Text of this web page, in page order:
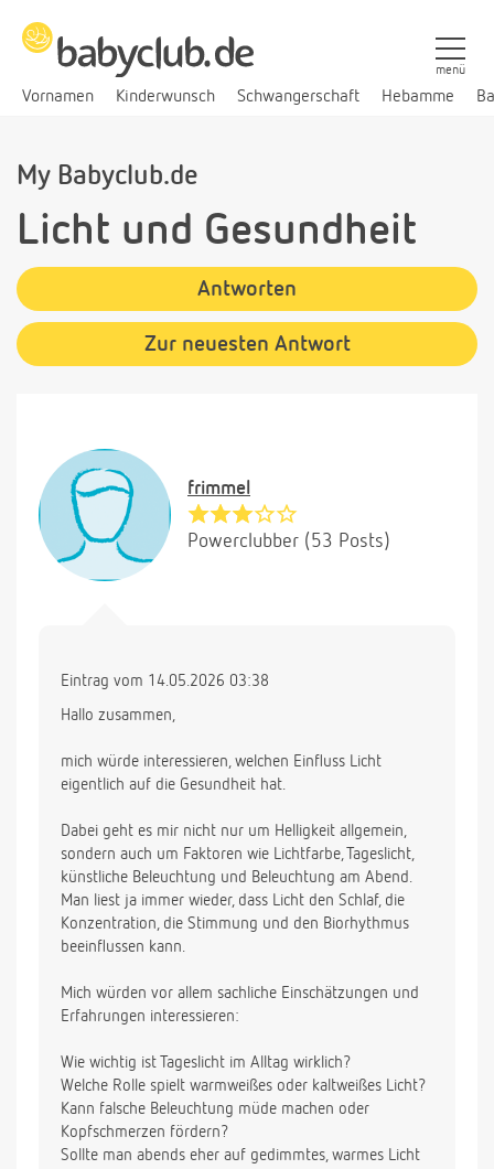
Vornamen Kinderwunsch Schwangerschaft Hebamme
menü
My Babyclub.de
Licht und Gesundheit
Antworten
Zur neuesten Antwort
frimmel
Powerclubber (53 Posts)
Eintrag vom 14.05.2026 03:38
Hallo zusammen,
mich würde interessieren, welchen Einfluss Licht
eigentlich auf die Gesundheit hat.
Dabei geht es mir nicht nur um Helligkeit allgemein,
sondern auch um Faktoren wie Lichtfarbe, Tageslicht,
künstliche Beleuchtung und Beleuchtung am Abend.
Man liest ja immer wieder, dass Licht den Schlaf, die
Konzentration, die Stimmung und den Biorhythmus
beeinflussen kann.
Mich würden vor allem sachliche Einschätzungen und
Erfahrungen interessieren:
Wie wichtig ist Tageslicht im Alltag wirklich?
Welche Rolle spielt warmweißes oder kaltweißes Licht?
Kann falsche Beleuchtung müde machen oder
Kopfschmerzen fördern?
Sollte man abends eher auf gedimmtes, warmes Licht